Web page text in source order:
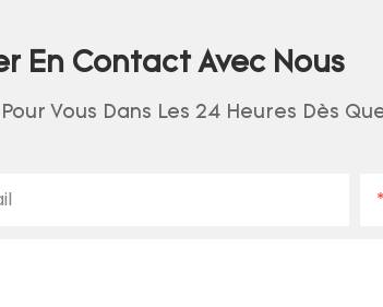
En Contact Avec Nous
Vous Dans Les 24 Heures Dès